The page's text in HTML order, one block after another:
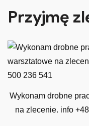
Przyjmę
Wykonam drobne
na zlecenie. info